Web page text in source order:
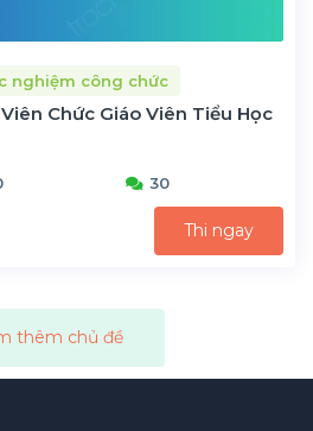
nghiệm công chức
Chức Giáo Viên Tiểu Học
30
Thi ngay
thêm chủ đề